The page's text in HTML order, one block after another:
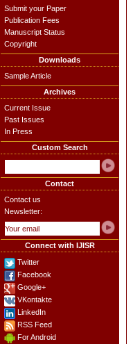
Submit your Paper
Publication Fees
Manuscript Status
Copyright
Downloads
Sample Article
Archives
Current Issue
Past Issues
In Press
Custom Search
Contact
Contact us
Newsletter:
Connect with IJISR
Twitter
Facebook
Google+
VKontakte
LinkedIn
RSS Feed
For Android